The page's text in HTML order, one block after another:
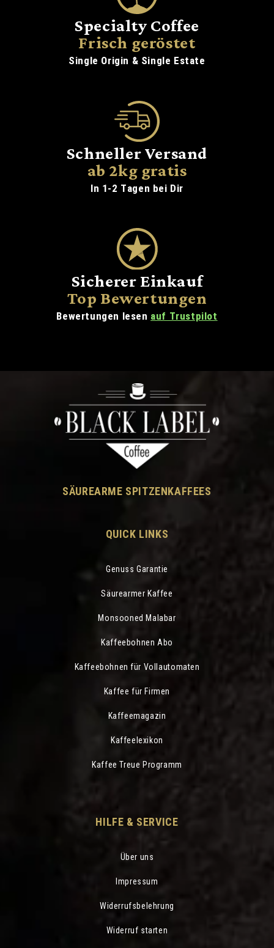
Specialty Coffee
Frisch geröstet
Single Origin & Single Estate
Schneller Versand
ab 2kg gratis
In 1-2 Tagen bei Dir
Sicherer Einkauf
Top Bewertungen
Bewertungen lesen auf Trustpilot
SÄUREARME SPITZENKAFFEES
QUICK LINKS
Genuss Garantie
Säurearmer Kaffee
Monsooned Malabar
Kaffeebohnen Abo
Kaffeebohnen für Vollautomaten
Kaffee für Firmen
Kaffeemagazin
Kaffeelexikon
Kaffee Treue Programm
HILFE & SERVICE
Über uns
Impressum
Widerrufsbelehrung
Widerruf starten